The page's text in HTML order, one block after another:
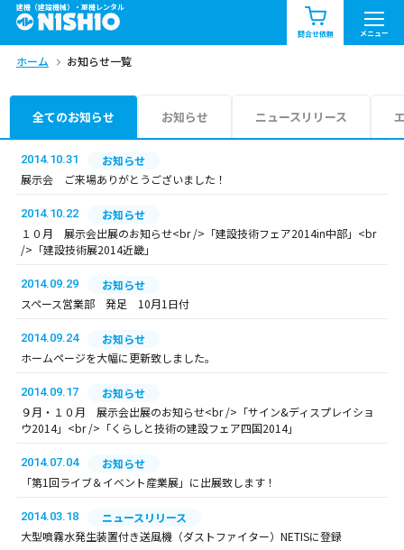
建機（建設機械）・重機レンタル
問合せ依頼 メニュー
商品一覧 お知らせ一覧
問合せ依頼リスト
エリア情報を見る
九州・沖縄（外部）
ホーム お知らせ一覧
全てのお知らせ お知らせ ニュースリリース
2014.10.31
お知らせ
展示会 ご来場ありがとうございました！
2014.10.22
お知らせ
１０月 展示会出展のお知らせ<br />「建設技術フェア2014in中部」<br
/>「建設技術展2014近畿」
2014.09.29
お知らせ
スペース営業部 発足 10月1日付
2014.09.24
お知らせ
ホームページを大幅に更新致しました。
2014.09.17
お知らせ
９月・１０月 展示会出展のお知らせ<br />「サイン&ディスプレイショ
ウ2014」<br />「くらしと技術の建設フェア四国2014」
2014.07.04
お知らせ
「第1回ライブ＆イベント産業展」に出展致します！
2014.03.18
ニュースリリース
大型噴霧水発生装置付き送風機（ダストファイター）NETISに登録